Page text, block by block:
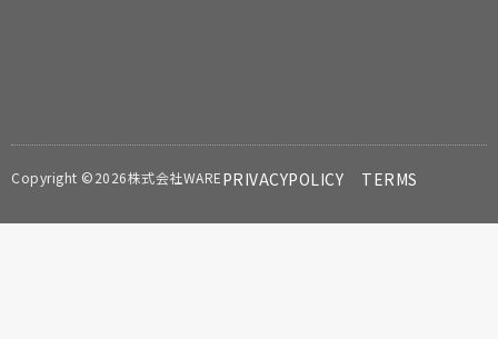
Copyright ©2026株式会社WAREPRIVACYPOLICY TERMS